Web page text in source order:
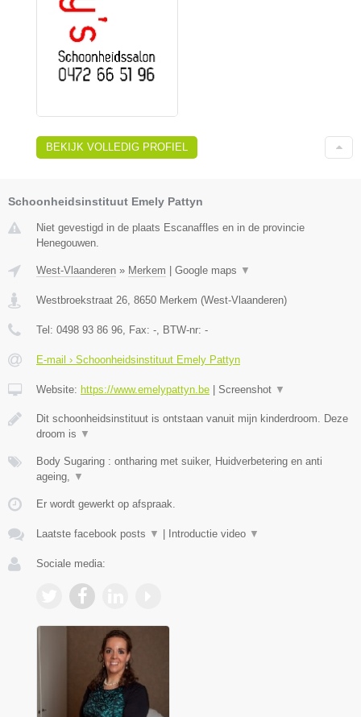
BEKIJK VOLLEDIG PROFIEL
Schoonheidsinstituut Emely Pattyn
Niet gevestigd in de plaats Escanaffles en in de provincie
Henegouwen.
West-Vlaanderen » Merkem Google maps ▼
Westbroekstraat 26 8650 Merkem (West-Vlaanderen)
Tel: 0498 93 86 96 , Fax: - , BTW-nr: -
E-mail › Schoonheidsinstituut Emely Pattyn
Website: https://www.emelypattyn.be Screenshot ▼
Dit schoonheidsinstituut is ontstaan vanuit mijn kinderdroom. Deze
droom is ▼
Body Sugaring : ontharing met suiker, Huidverbetering en anti
ageing,
▼
Er wordt gewerkt op afspraak.
Laatste facebook posts ▼ Introductie video ▼
Sociale media: